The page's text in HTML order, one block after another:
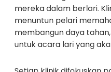
mereka dalam berlari.
menuntun pelari
membangun daya
untuk acara lari yang